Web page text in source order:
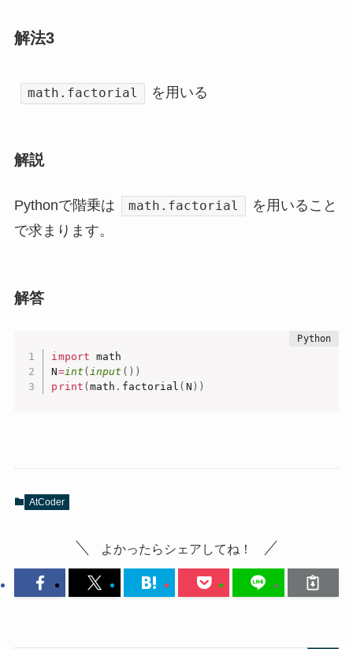
解法3
math.factorial を用いる
解説
Pythonで階乗は math.factorial
を用いること
で求まります。
解答
import math
N=int ( input ( ) )
print (math . factorial ( N ) )
AtCoder
よかったらシェアしてね！